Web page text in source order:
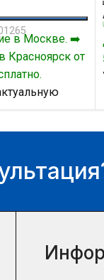
в Москве. ➡️
Красноярск от
товара Вы